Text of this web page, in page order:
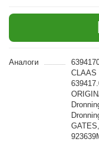
Аналоги
CLAAS